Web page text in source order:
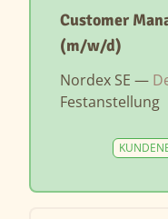
Customer
(m/w/d)
Nordex SE —
Festanstellung